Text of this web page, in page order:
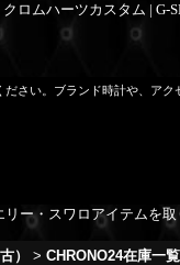
ロムハーツカスタム |
さい。ブランド時計や、アク
ー・スワロアイテムを
） > CHRONO24在庫一覧